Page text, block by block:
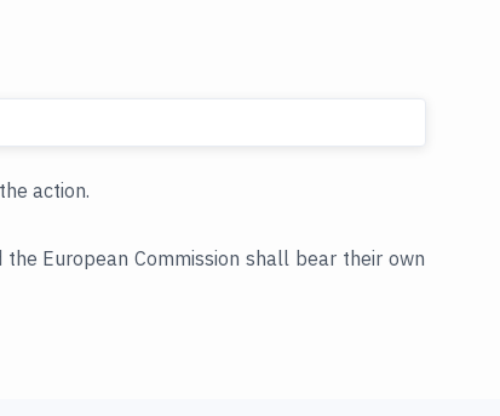
action.
European Commission shall bear their own